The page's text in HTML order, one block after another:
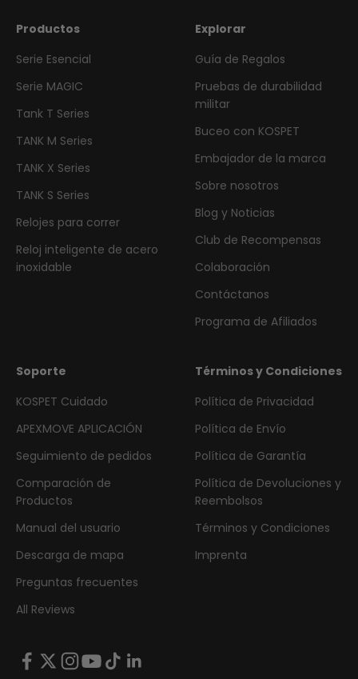
Productos
Serie Esencial
Serie MAGIC
Tank T Series
TANK M Series
TANK X Series
TANK S Series
Relojes para correr
Reloj inteligente de acero
inoxidable
Explorar
Guía de Regalos
Pruebas de durabilidad
militar
Buceo con KOSPET
Embajador de la marca
Sobre nosotros
Blog y Noticias
Club de Recompensas
Colaboración
Contáctanos
Programa de Afiliados
Soporte
KOSPET Cuidado
APEXMOVE APLICACIÓN
Seguimiento de pedidos
Comparación de
Productos
Manual del usuario
Descarga de mapa
Preguntas frecuentes
All Reviews
Términos y Condiciones
Política de Privacidad
Política de Envío
Política de Garantía
Política de Devoluciones y
Reembolsos
Términos y Condiciones
Imprenta